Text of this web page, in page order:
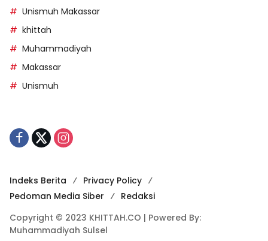
Unismuh Makassar
khittah
Muhammadiyah
Makassar
Unismuh
Indeks Berita
Privacy Policy
Pedoman Media Siber
Redaksi
Copyright © 2023 KHITTAH.CO | Powered By:
Muhammadiyah Sulsel